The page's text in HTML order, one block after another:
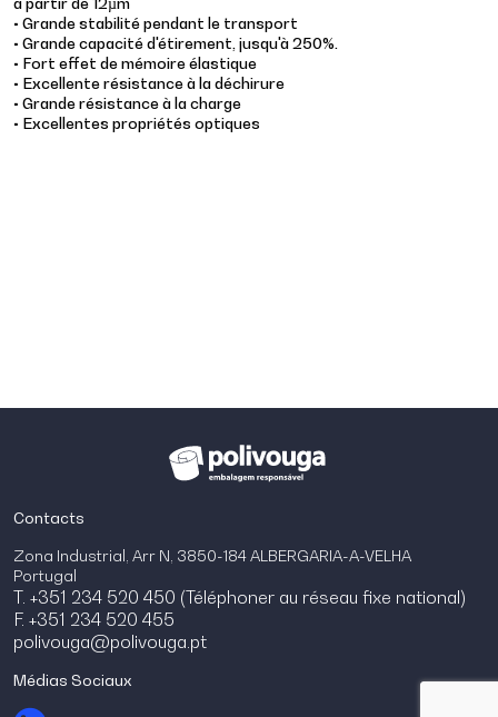
• Grande stabilité pendant le transport
• Grande capacité d'étirement, jusqu'à 250%.
• Fort effet de mémoire élastique
• Excellente résistance à la déchirure
• Grande résistance à la charge
• Excellentes propriétés optiques
Contacts
Zona Industrial, Arr N, 3850-184 ALBERGARIA-A-VELHA
Portugal
T. +351 234 520 450 (Téléphoner au réseau fixe national)
F. +351 234 520 455
polivouga@polivouga.pt
Médias Sociaux